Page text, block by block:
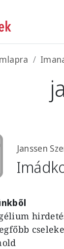
Janssen